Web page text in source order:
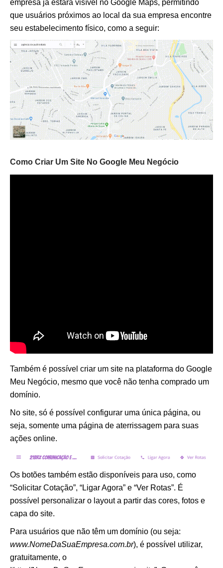
empresa já estará visível no Google Maps, permitindo
que usuários próximos ao local da sua empresa encontre
seu estabelecimento físico, como a seguir:
Como Criar Um Site No Google Meu Negócio
Também é possível criar um site na plataforma do Google
Meu Negócio, mesmo que você não tenha comprado um
domínio.
No site, só é possível configurar uma única página, ou
seja, somente uma página de aterrissagem para suas
ações online.
Os botões também estão disponíveis para uso, como
“Solicitar Cotação”, “Ligar Agora” e “Ver Rotas”. É
possível personalizar o layout a partir das cores, fotos e
capa do site.
Para usuários que não têm um domínio (ou seja:
www.NomeDaSuaEmpresa.com.br), é possível utilizar,
gratuitamente, o